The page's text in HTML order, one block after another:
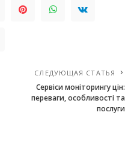
СЛЕДУЮЩАЯ СТАТЬЯ
Сервіси моніторингу цін:
переваги, особливості та
послуги